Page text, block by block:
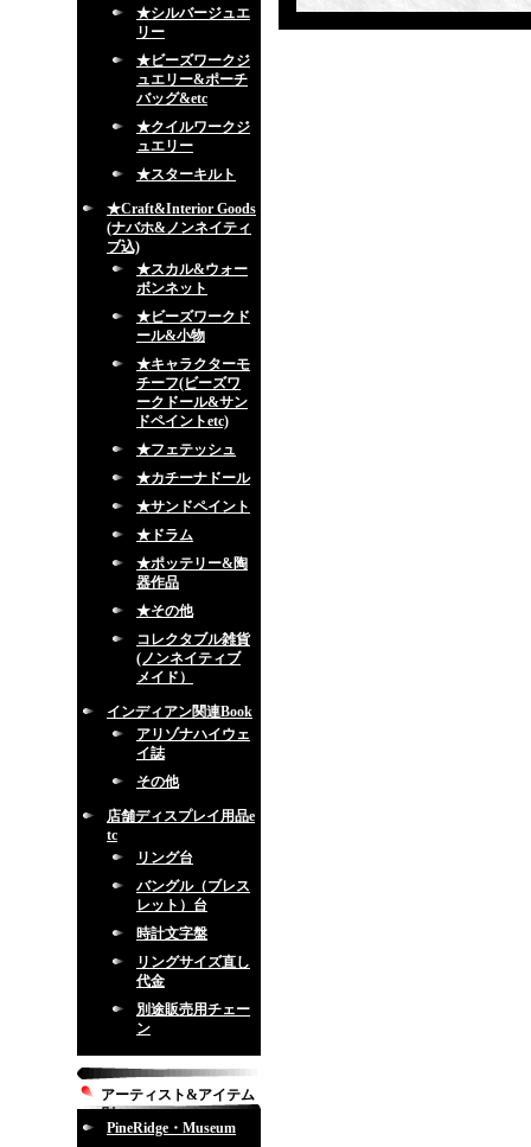
★シルバージュエ
リー
★ビーズワークジ
ュエリー&ポーチ
バッグ&etc
★クイルワークジ
ュエリー
★スターキルト
★Craft&Interior Goods
(ナバホ&ノンネイティ
ブ込)
★スカル&ウォー
ボンネット
★ビーズワークド
ール&小物
★キャラクターモ
チーフ(ビーズワ
ークドール&サン
ドペイントetc)
★フェテッシュ
★カチーナドール
★サンドペイント
★ドラム
★ポッテリー&陶
器作品
★その他
コレクタブル雑貨
(ノンネイティブ
メイド）
インディアン関連Book
アリゾナハイウェ
イ誌
その他
店舗ディスプレイ用品e
tc
リング台
バングル（ブレス
レット）台
時計文字盤
リングサイズ直し
代金
別途販売用チェー
ン
アーティスト&アイテム
別
PineRidge・Museum